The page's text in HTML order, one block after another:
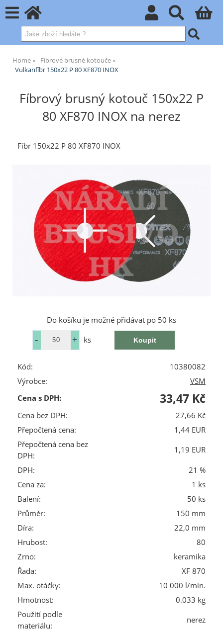
Home
Fíbrové brusné kotouče
Vulkanfíbr 150x22 P 80 XF870 INOX
Fíbrový brusný kotouč 150x22 P
80 XF870 INOX na nerez
Fíbr 150x22 P 80 XF870 INOX
Do košíku je možné přidávat po 50 ks
ks
Kód:
10380082
Výrobce:
VSM
Cena s DPH:
33,47 Kč
Cena bez DPH:
27,66 Kč
Přepočtená cena:
1,44 EUR
Přepočtená cena bez
DPH:
1,19 EUR
DPH:
21 %
Cena za:
1 ks
Balení:
50 ks
Průměr:
150 mm
Díra:
22,0 mm
Hrubost:
80
Zrno:
keramika
Řada:
XF 870
Max. otáčky:
10 000 l/min.
Hmotnost:
0.033 kg
Použití podle
materiálu:
nerez